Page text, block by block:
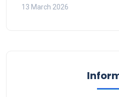
13 March 2026